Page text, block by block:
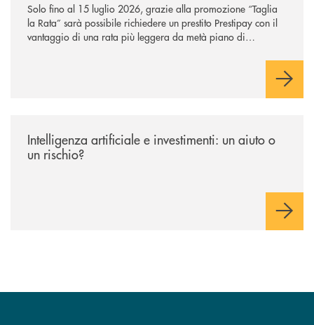
Solo fino al 15 luglio 2026, grazie alla promozione “Taglia
la Rata” sarà possibile richiedere un prestito Prestipay con il
vantaggio di una rata più leggera da metà piano di
Intelligenza artificiale e investimenti: un aiuto o
un rischio?